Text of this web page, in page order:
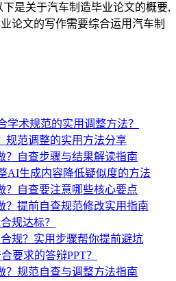
是关于汽车制造毕业论文的概要,
论文的写作需要综合运用汽车制
学术规范的实用调整方法？
规范调整的实用方法分享
？自查步骤与结果解读指南
AI生成内容降低疑似度的方法
？自查要注意哪些核心要点
？提前自查规范修改实用指南
规达标？
规？实用步骤帮你提前避坑
要求的答辩PPT？
？规范自查与调整方法指南